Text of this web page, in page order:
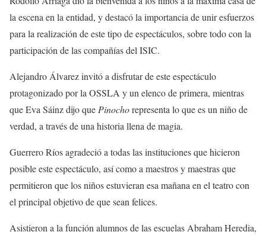
la escena en la entidad, y destacó la importancia de unir esfuerzos
para la realización de este tipo de espectáculos, sobre todo con la
participación de las compañías del ISIC.
Alejandro Álvarez invitó a disfrutar de este espectáculo
protagonizado por la OSSLA y un elenco de primera, mientras
que Eva Sáinz dijo quePinochorepresenta lo que es un niño de
verdad, a través de una historia llena de magia.
Guerrero Ríos agradeció a todas las instituciones que hicieron
posible este espectáculo, así como a maestros y maestras que
permitieron que los niños estuvieran esa mañana en el teatro con
el principal objetivo de que sean felices.
Asistieron a la función alumnos de las escuelas Abraham Heredia,